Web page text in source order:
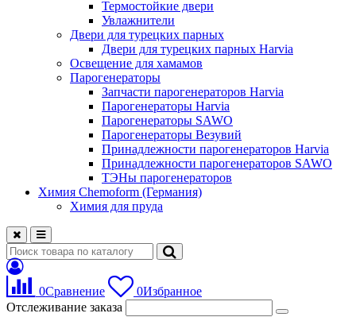
Термостойкие двери
Увлажнители
Двери для турецких парных
Двери для турецких парных Harvia
Освещение для хамамов
Парогенераторы
Запчасти парогенераторов Harvia
Парогенераторы Harvia
Парогенераторы SAWO
Парогенераторы Везувий
Принадлежности парогенераторов Harvia
Принадлежности парогенераторов SAWO
ТЭНы парогенераторов
Химия Chemoform (Германия)
Химия для пруда
0Сравнение 0Избранное
Отслеживание заказа